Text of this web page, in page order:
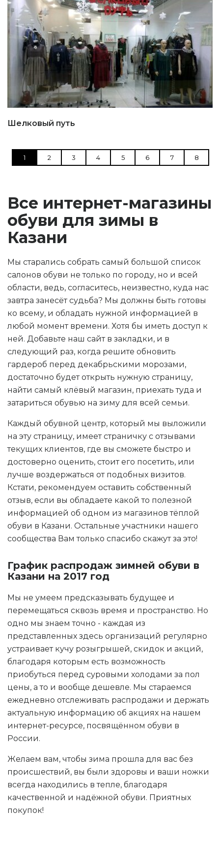
Шелковый путь
1 2 3 4 5 6 7 8
Все интернет-магазины
обуви для зимы в
Казани
Мы старались собрать самый большой список
салонов обуви не только по городу, но и всей
области, ведь, согласитесь, неизвестно, куда нас
завтра занесёт судьба? Мы должны быть готовы
ко всему, и обладать нужной информацией в
любой момент времени. Хотя бы иметь доступ к
ней. Добавьте наш сайт в закладки, и в
следующий раз, когда решите обновить
гардероб перед декабрьскими морозами,
достаточно будет открыть нужную страницу,
найти самый клёвый магазин, приехать туда и
затариться обувью на зиму для всей семьи.
Каждый обувной центр, который мы выложили
на эту страницу, имеет страничку с отзывами
текущих клиентов, где вы сможете быстро и
достоверно оценить, стоит его посетить, или
лучше воздержаться от подобных визитов.
Кстати, рекомендуем оставить собственный
отзыв, если вы обладаете какой то полезной
информацией об одном из магазинов тёплой
обуви в Казани. Остальные участники нашего
сообщества Вам только спасибо скажут за это!
График распродаж зимней обуви в
Казани на 2017 год
Мы не умеем предсказывать будущее и
перемещаться сквозь время и пространство. Но
одно мы знаем точно - каждая из
представленных здесь организаций регулярно
устраивает кучу розыгрышей, скидок и акций,
благодаря которым есть возможность
приобуться перед суровыми холодами за пол
цены, а то и вообще дешевле. Мы стараемся
ежедневно отслеживать распродажи и держать
актуальную информацию об акциях на нашем
интернет-ресурсе, посвящённом обуви в
России.
Желаем вам, чтобы зима прошла для вас без
происшествий, вы были здоровы и ваши ножки
всегда находились в тепле, благодаря
качественной и надёжной обуви. Приятных
покупок!